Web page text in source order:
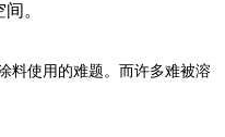
。
料使用的难题。而许多难被溶